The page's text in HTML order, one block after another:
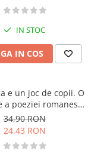
IN STOC
IN COS
e un joc de copii. O
a poeziei romanesti
de dragoste
34,90 RON
24,43 RON